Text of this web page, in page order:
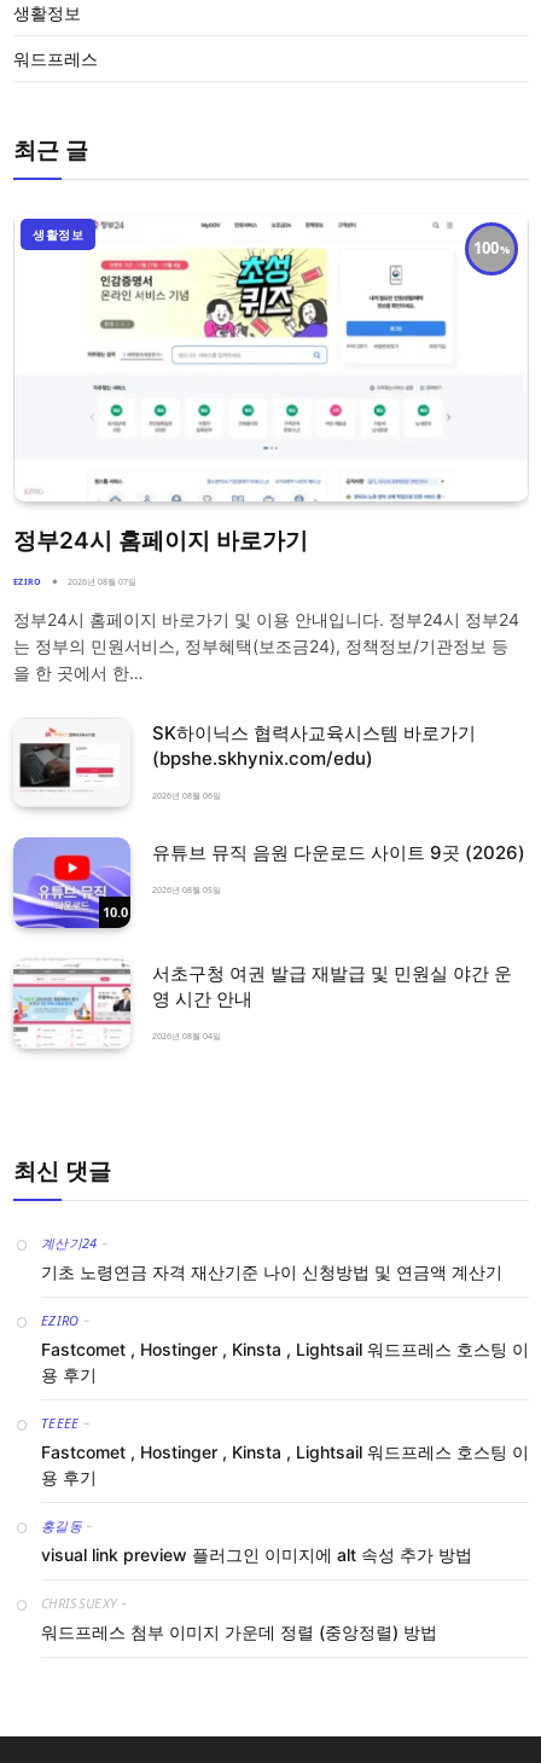
생활정보
워드프레스
최근 글
100
생활정보
정부24시 홈페이지 바로가기
EZIRO 2026년 08월 07일
정부24시 홈페이지 바로가기 및 이용 안내입니다. 정부24시 정부24
는 정부의 민원서비스, 정부혜택(보조금24), 정책정보/기관정보 등
을 한 곳에서 한…
SK하이닉스 협력사교육시스템 바로가기
(bpshe.skhynix.com/edu)
2026년 08월 06일
10.0
유튜브 뮤직 음원 다운로드 사이트 9곳 (2026)
2026년 08월 05일
서초구청 여권 발급 재발급 및 민원실 야간 운
영 시간 안내
2026년 08월 04일
최신 댓글
계산기24 -
기초 노령연금 자격 재산기준 나이 신청방법 및 연금액 계산기
EZIRO -
Fastcomet , Hostinger , Kinsta , Lightsail 워드프레스 호스팅 이
용 후기
TEEEE -
Fastcomet , Hostinger , Kinsta , Lightsail 워드프레스 호스팅 이
용 후기
홍길동 -
visual link preview 플러그인 이미지에 alt 속성 추가 방법
CHRISSUEXY -
워드프레스 첨부 이미지 가운데 정렬 (중앙정렬) 방법